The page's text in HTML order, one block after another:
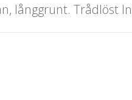
långgrunt. Trådlöst